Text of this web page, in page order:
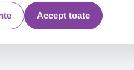
Accept toate